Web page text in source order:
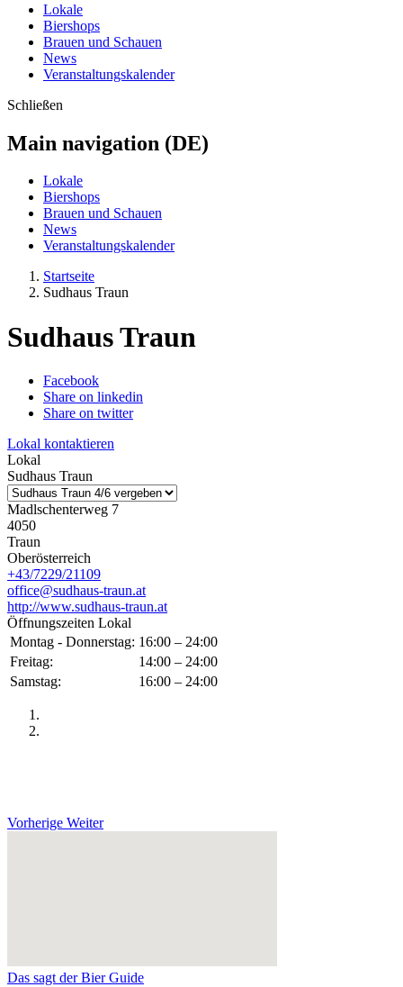
Lokale
Biershops
Brauen und Schauen
News
Veranstaltungskalender
Schließen
Main navigation (DE)
Lokale
Biershops
Brauen und Schauen
News
Veranstaltungskalender
Startseite
Sudhaus Traun
Sudhaus Traun
Facebook
Share on linkedin
Share on twitter
Lokal kontaktieren
Lokal
Sudhaus Traun
Madlschenterweg 7
4050
Traun
Oberösterreich
+43/7229/21109
office@sudhaus-traun.at
http://www.sudhaus-traun.at
Öffnungszeiten Lokal
Montag - Donnerstag: 16:00 – 24:00
Freitag:
14:00 – 24:00
Samstag:
16:00 – 24:00
Vorherige Weiter
Das sagt der Bier Guide